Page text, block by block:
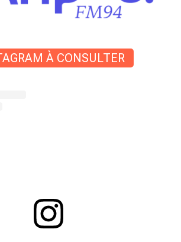
À CONSULTER